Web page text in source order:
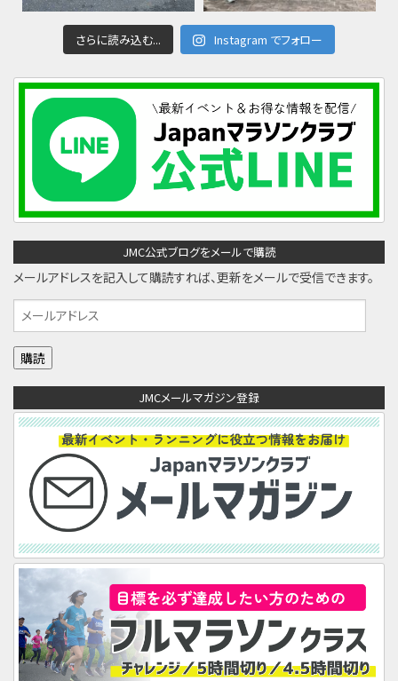
さらに読み込む... Instagram でフォロー
JMC公式ブログをメールで購読
メールアドレスを記入して購読すれば、更新をメールで受信できます。
メ
ー
ル
レ
JMCメールマガジン登録